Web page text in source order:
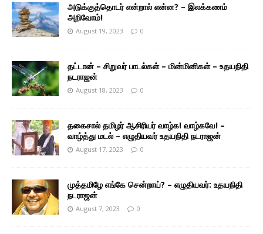
அடுக்குத்தொடர் என்றால் என்ன? – இலக்கணம்
அறிவோம்!
August 19, 2023 0
தட்டான் – சிறுவர் பாடல்கள் – மின்மினிகள் – உதயநிதி
நடராஜன்
August 18, 2023 0
தகைசால் தமிழர் ஆசிரியர் வாழ்க! வாழ்கவே! –
வாழ்த்து மடல் – எழுதியவர் உதயநிதி நடராஜன்
August 17, 2023 0
முத்தமிழே எங்கே சென்றாய்? – எழுதியவர்: உதயநிதி
நடராஜன்
August 7, 2023 0